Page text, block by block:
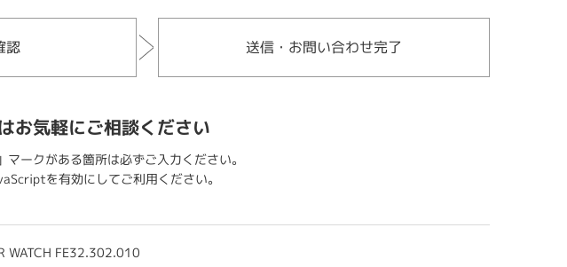
認 送信・お問い合わせ完了
お気軽にご相談ください
ークがある箇所は必ずご入力ください。
を有効にしてご利用ください。
WATCH FE32.302.010